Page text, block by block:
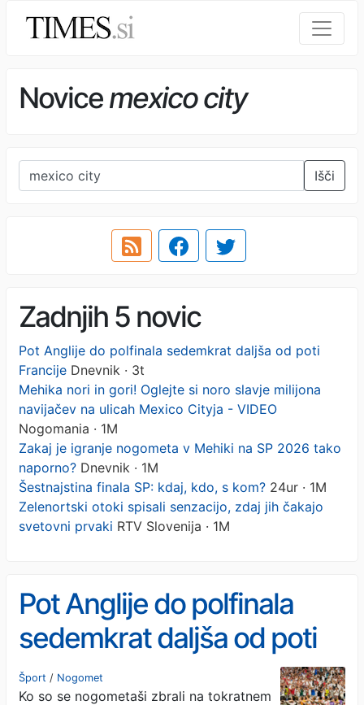
Novicemexico city
Išči
Zadnjih 5 novic
Pot Anglije do polfinala sedemkrat daljša od poti
Francije Dnevnik · 3t
Mehika nori in gori! Oglejte si noro slavje milijona
navijačev na ulicah Mexico Cityja - VIDEO
Nogomania · 1M
Zakaj je igranje nogometa v Mehiki na SP 2026 tako
naporno? Dnevnik · 1M
Šestnajstina finala SP: kdaj, kdo, s kom? 24ur · 1M
Zelenortski otoki spisali senzacijo, zdaj jih čakajo
svetovni prvaki RTV Slovenija · 1M
Pot Anglije do polfinala
sedemkrat daljša od poti
Francije
Šport / Nogomet
Ko so se nogometaši zbrali na tokratnem